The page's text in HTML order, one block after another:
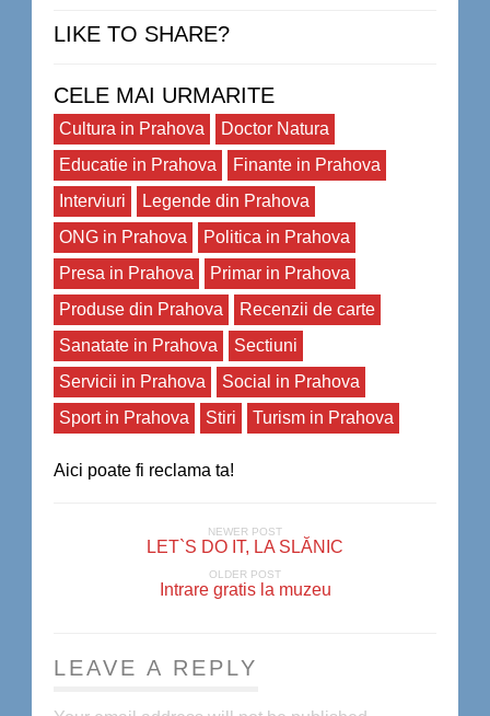
LIKE TO SHARE?
CELE MAI URMARITE
Cultura in Prahova
Doctor Natura
Educatie in Prahova
Finante in Prahova
Interviuri
Legende din Prahova
ONG in Prahova
Politica in Prahova
Presa in Prahova
Primar in Prahova
Produse din Prahova
Recenzii de carte
Sanatate in Prahova
Sectiuni
Servicii in Prahova
Social in Prahova
Sport in Prahova
Stiri Turism in Prahova
Aici poate fi reclama ta!
NEWER POST
LET`S DO IT, LA SLĂNIC
OLDER POST
Intrare gratis la muzeu
LEAVE A REPLY